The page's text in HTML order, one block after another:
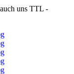
uns TTL -